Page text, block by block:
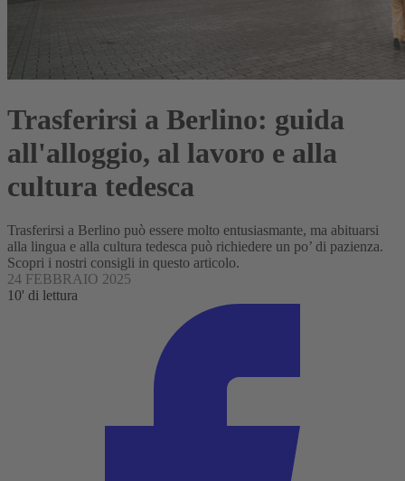
Trasferirsi a Berlino: guida
all'alloggio, al lavoro e alla
cultura tedesca
Trasferirsi a Berlino può essere molto entusiasmante, ma abituarsi
alla lingua e alla cultura tedesca può richiedere un po’ di pazienza.
Scopri i nostri consigli in questo articolo.
24 FEBBRAIO 2025
10' di lettura